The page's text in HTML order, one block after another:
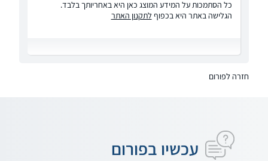
כל הסתמכות על המידע המוצג כאן היא באחריותך בלבד.
הגלישה באתר היא בכפוף לתקנון האתר
חזרה לפורום
עכשיו בפורום